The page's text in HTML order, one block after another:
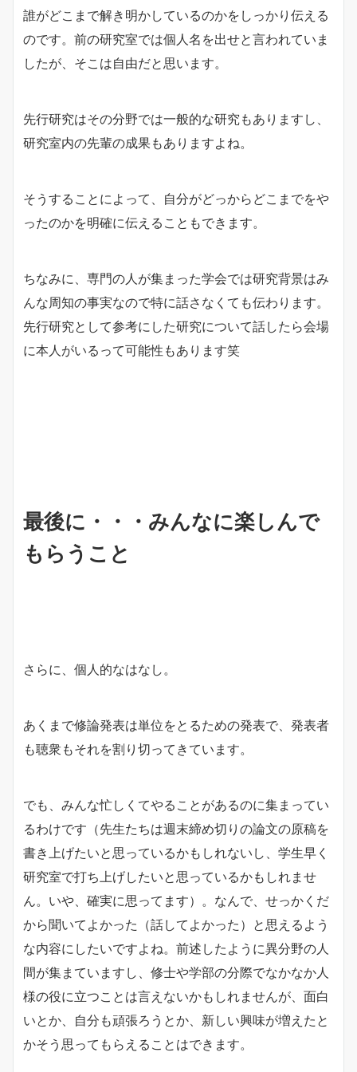
誰がどこまで解き明かしているのかをしっかり伝える
のです。前の研究室では個人名を出せと言われていま
したが、そこは自由だと思います。
先行研究はその分野では一般的な研究もありますし、
研究室内の先輩の成果もありますよね。
そうすることによって、自分がどっからどこまでをや
ったのかを明確に伝えることもできます。
ちなみに、専門の人が集まった学会では研究背景はみ
んな周知の事実なので特に話さなくても伝わります。
先行研究として参考にした研究について話したら会場
に本人がいるって可能性もあります笑
最後に・・・みんなに楽しんで
もらうこと
さらに、個人的なはなし。
あくまで修論発表は単位をとるための発表で、発表者
も聴衆もそれを割り切ってきています。
でも、みんな忙しくてやることがあるのに集まってい
るわけです（先生たちは週末締め切りの論文の原稿を
書き上げたいと思っているかもしれないし、学生早く
研究室で打ち上げしたいと思っているかもしれませ
ん。いや、確実に思ってます）。なんで、せっかくだ
から聞いてよかった（話してよかった）と思えるよう
な内容にしたいですよね。前述したように異分野の人
間が集まていますし、修士や学部の分際でなかなか人
様の役に立つことは言えないかもしれませんが、面白
いとか、自分も頑張ろうとか、新しい興味が増えたと
かそう思ってもらえることはできます。